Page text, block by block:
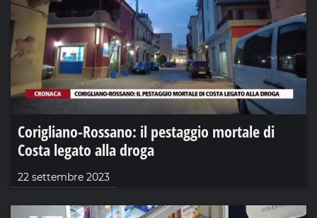
Corigliano-Rossano: il pestaggio mortale di
Costa legato alla droga
22 settembre 2023